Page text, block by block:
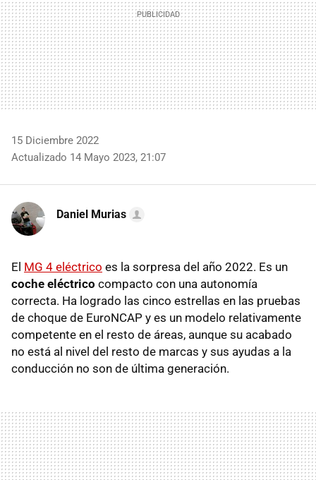
15 Diciembre 2022
Actualizado 14 Mayo 2023, 21:07
Daniel Murias
El MG 4 eléctrico es la sorpresa del año 2022. Es un
coche eléctrico compacto con una autonomía
correcta. Ha logrado las cinco estrellas en las pruebas
de choque de EuroNCAP y es un modelo relativamente
competente en el resto de áreas, aunque su acabado
no está al nivel del resto de marcas y sus ayudas a la
conducción no son de última generación.